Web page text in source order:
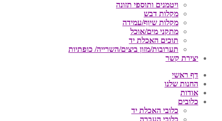
ויטמנים ותוספי תזונה
מקלות דבש
מקלות שיוף/עמידה
מתקני מים/אוכל
תוכים האכלת יד
תערובות/מזון ביצים/השרייה/ כופתיות
יצירת קשר
דף ראשי
החנות שלנו
אודות
כלובים
כלובי האכלת יד
כלובי העברה